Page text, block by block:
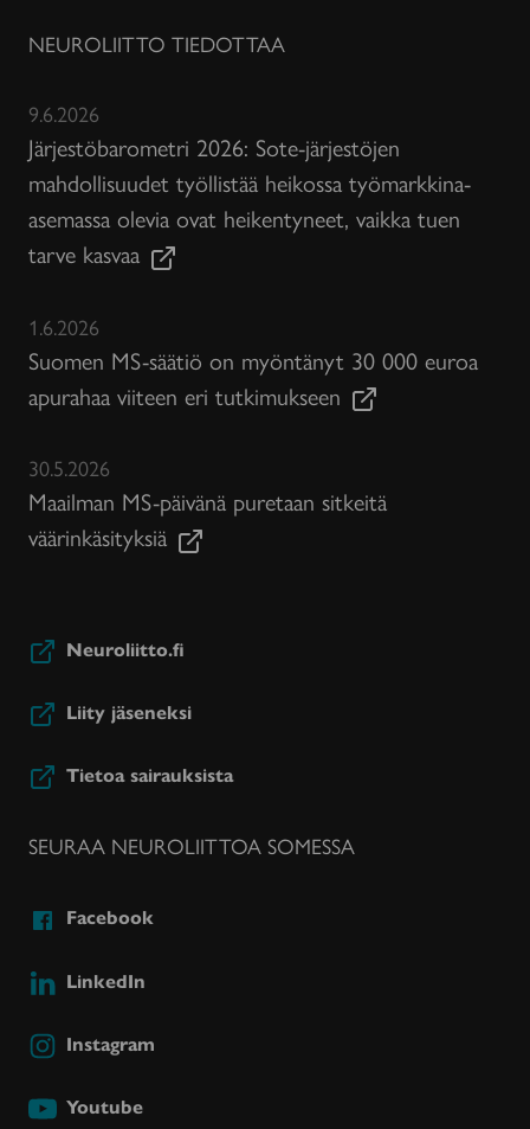
NEUROLIITTO TIEDOTTAA
9.6.2026
Järjestöbarometri 2026: Sote-järjestöjen
mahdollisuudet työllistää heikossa työmarkkina-
asemassa olevia ovat heikentyneet, vaikka tuen
tarve kasvaa
1.6.2026
Suomen MS-säätiö on myöntänyt 30 000 euroa
apurahaa viiteen eri tutkimukseen
30.5.2026
Maailman MS-päivänä puretaan sitkeitä
väärinkäsityksiä
Neuroliitto.fi
Liity jäseneksi
Tietoa sairauksista
SEURAA NEUROLIITTOA SOMESSA
Facebook
LinkedIn
Instagram
Youtube